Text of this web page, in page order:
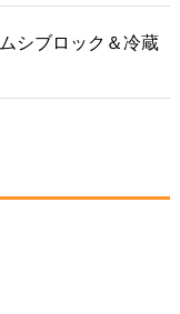
シブロック＆冷蔵